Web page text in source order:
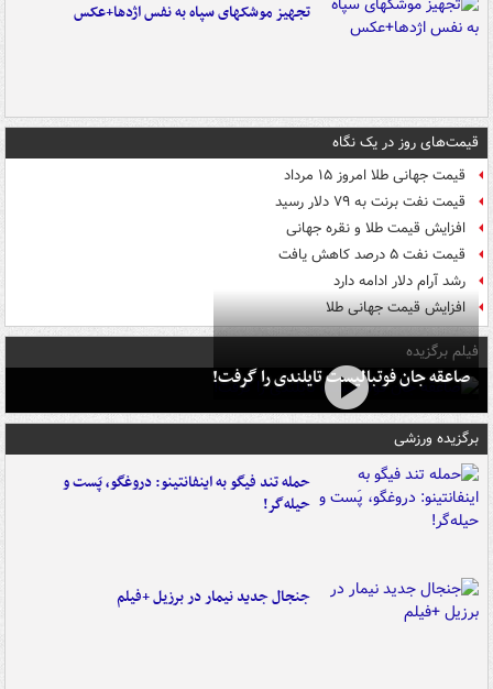
تجهیز موشکهای سپاه به نفس اژدها+عکس
قیمت‌های روز در یک نگاه
قیمت جهانی طلا امروز ۱۵ مرداد
قیمت نفت برنت به ۷۹ دلار رسید
افزایش قیمت طلا و نقره جهانی
قیمت نفت ۵ درصد کاهش یافت
رشد آرام دلار ادامه دارد
افزایش قیمت جهانی طلا
فیلم برگزیده
صاعقه جان فوتبالیست تایلندی را گرفت!
برگزیده ورزشی
حمله تند فیگو به اینفانتینو: دروغگو، پَست‌ و
حیله‌گر!
جنجال جدید نیمار در برزیل +فیلم